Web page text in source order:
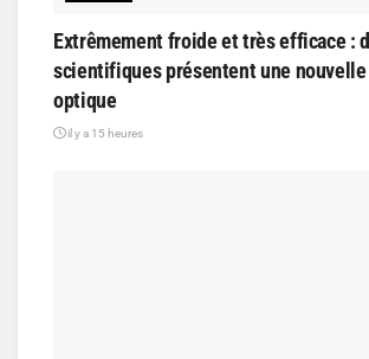
Extrêmement froide et très efficace :
scientifiques présentent une
optique
il y a 15 heures